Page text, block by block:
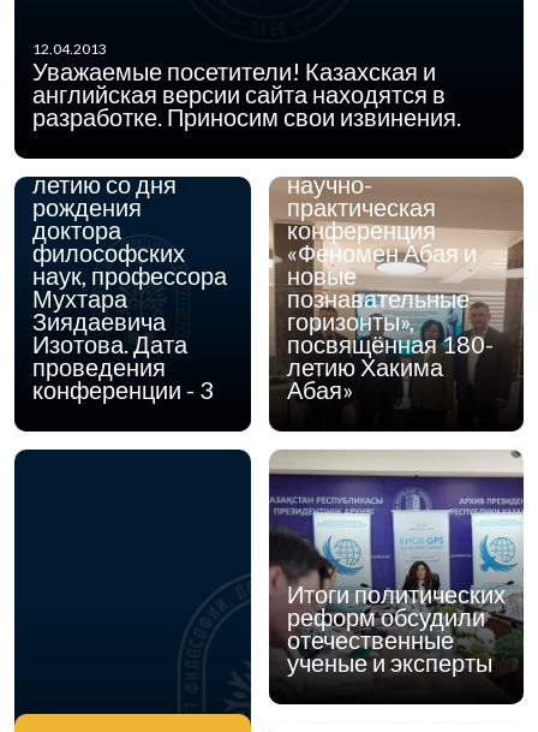
12.04.2013
Уважаемые посетители! Казахская и
английская версии сайта находятся в
разработке. Приносим свои извинения.
практической
конференции
«Человек и наука
в современном
обществе»,
посвященной 60-
летию со дня
рождения
доктора
философских
наук, профессора
Мухтара
Зиядаевича
Изотова. Дата
проведения
конференции - 3
«Ауэзовские чтения
Международная
научно-
практическая
конференция
«Феномен Абая и
новые
познавательные
горизонты»,
посвящённая 180-
летию Хакима
Абая»
Итоги политических
реформ обсудили
отечественные
ученые и эксперты